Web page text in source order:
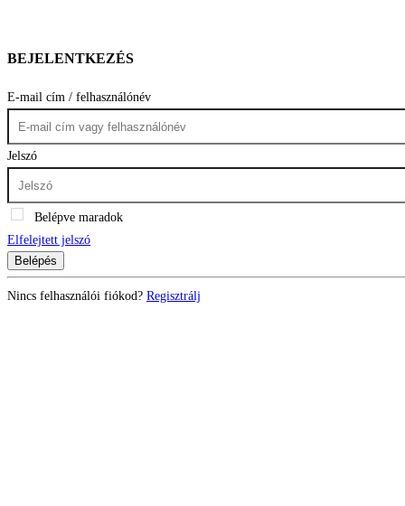
BEJELENTKEZÉS
E-mail cím / felhasználónév
Jelszó
Belépve maradok
Elfelejtett jelszó
Belépés
Nincs felhasználói fiókod? Regisztrálj